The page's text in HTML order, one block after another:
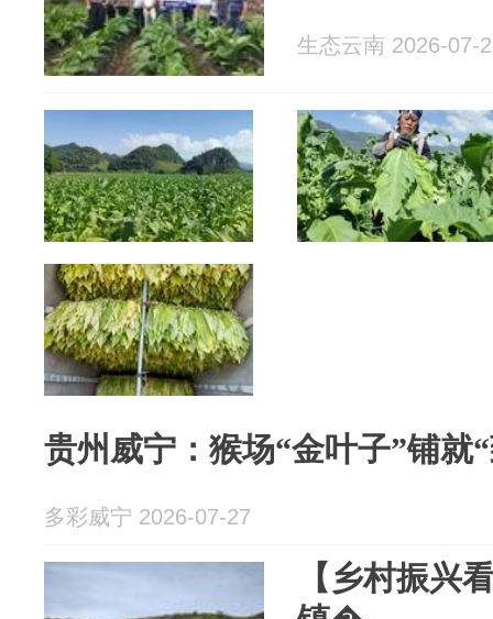
生态云南 2026-07-
贵州威宁：猴场“金叶子”铺就
多彩威宁 2026-07-27
【乡村振兴